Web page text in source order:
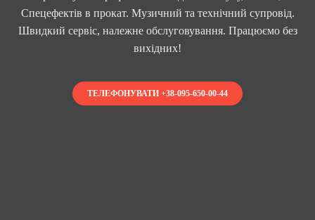
Спецефектів в прокат. Музичний та технічний супровід.
Швидкий сервіс, належне обслуговування. Працюємо без
вихідних!
ТЕЛЕФОНУВАТИ +38-095-650-00-44